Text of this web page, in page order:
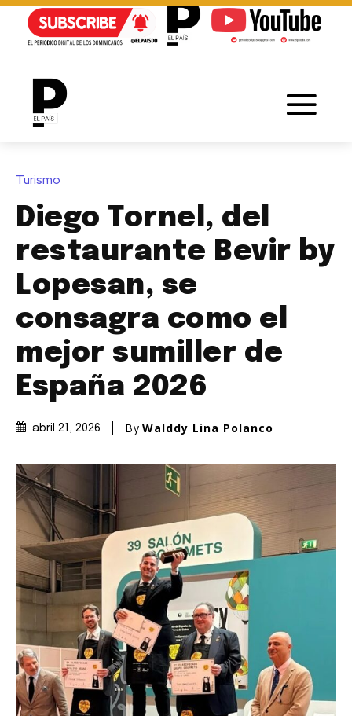
Turismo
Diego Tornel, del
restaurante Bevir by
Lopesan, se
consagra como el
mejor sumiller de
España 2026
abril 21, 2026 By Walddy Lina Polanco